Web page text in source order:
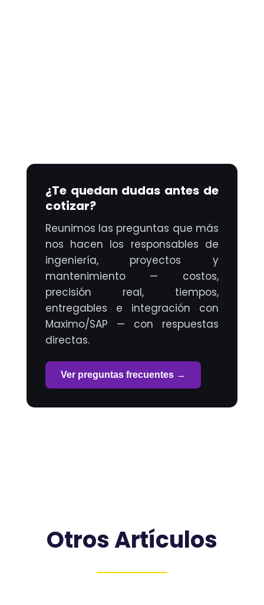
¿Te quedan dudas antes de
cotizar?
Reunimos las preguntas que más
nos hacen los responsables de
ingeniería, proyectos y
mantenimiento — costos,
precisión real, tiempos,
entregables e integración con
Maximo/SAP — con respuestas
directas.
Ver preguntas frecuentes →
Otros Artículos